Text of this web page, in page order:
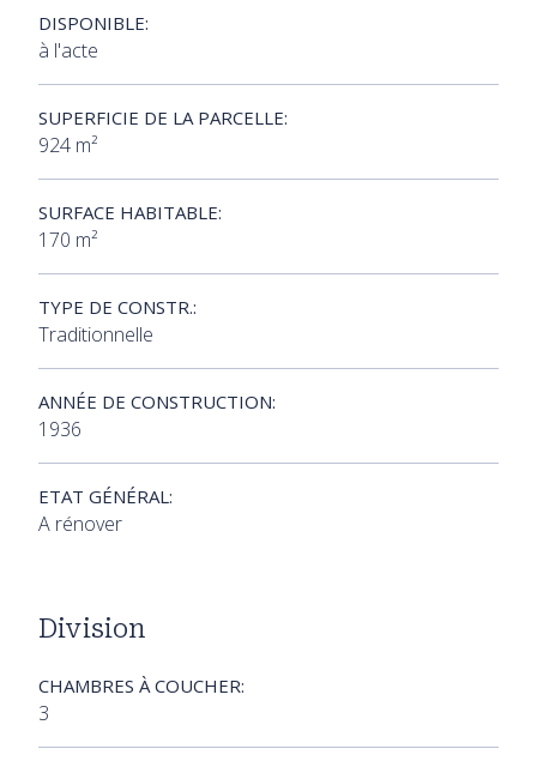
DISPONIBLE:
à l'acte
SUPERFICIE DE LA PARCELLE:
924 m²
SURFACE HABITABLE:
170 m²
TYPE DE CONSTR.:
Traditionnelle
ANNÉE DE CONSTRUCTION:
1936
ETAT GÉNÉRAL:
A rénover
Division
CHAMBRES À COUCHER:
3